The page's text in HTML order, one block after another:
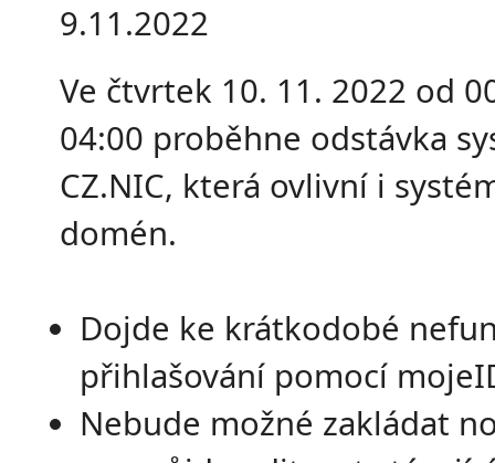
9.11.2022
Ve čtvrtek 10. 11. 2022 od
04:00 proběhne odstávka
CZ.NIC, která ovlivní i
domén.
Dojde ke krátkodobé
přihlašování pomocí
Nebude možné zakládat